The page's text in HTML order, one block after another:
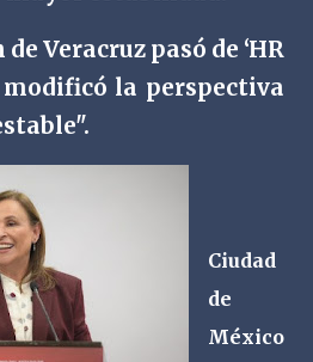
Veracruz pasó de ‘HR
modificó la perspectiva
Ciudad
de
México